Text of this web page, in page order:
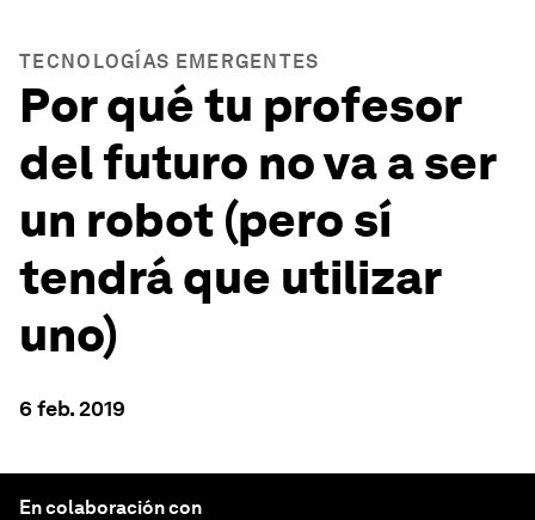
TECNOLOGÍAS EMERGENTES
Por qué tu profesor
del futuro no va a ser
un robot (pero sí
tendrá que utilizar
uno)
6 feb. 2019
En colaboración con